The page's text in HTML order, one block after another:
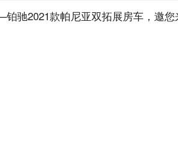
驰2021款帕尼亚双拓展房车，邀